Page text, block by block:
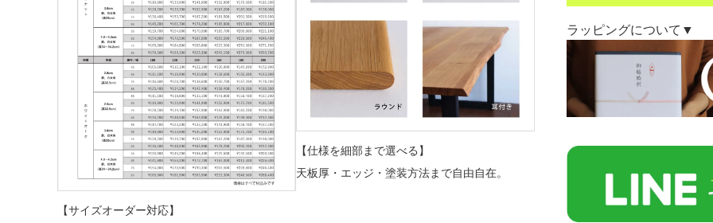
【サイズオーダー対応】
【仕様を細部まで選べる】
天板厚・エッジ・塗装方法まで自由自在。
ラッピングについて▼